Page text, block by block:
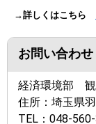
→詳しくはこちら
お問い合わせ
経済環境部 観
住所： 埼玉県
TEL： 048-